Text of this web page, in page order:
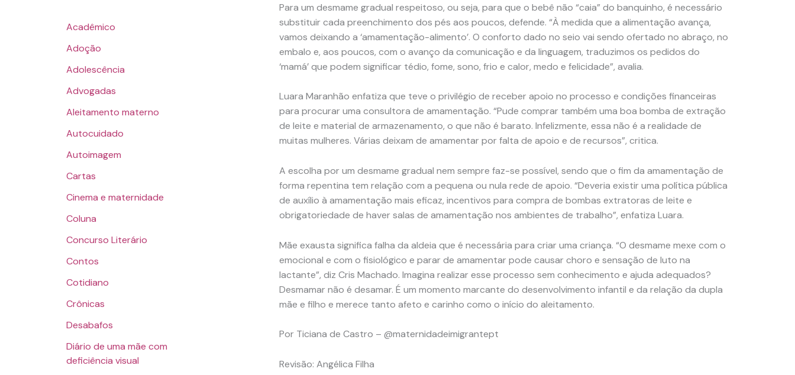
Acadêmico
Adoção
Adolescência
Advogadas
Aleitamento materno
Autocuidado
Autoimagem
Cartas
Cinema e maternidade
Coluna
Concurso Literário
Contos
Cotidiano
Crônicas
Desabafos
Diário de uma mãe com
deficiência visual
Para um desmame gradual respeitoso, ou seja, para que o bebê não “caia” do banquinho, é necessário
substituir cada preenchimento dos pés aos poucos, defende. “À medida que a alimentação avança,
vamos deixando a ‘amamentação-alimento’. O conforto dado no seio vai sendo ofertado no abraço, no
embalo e, aos poucos, com o avanço da comunicação e da linguagem, traduzimos os pedidos do
‘mamá’ que podem significar tédio, fome, sono, frio e calor, medo e felicidade”, avalia.
Luara Maranhão enfatiza que teve o privilégio de receber apoio no processo e condições financeiras
para procurar uma consultora de amamentação. “Pude comprar também uma boa bomba de extração
de leite e material de armazenamento, o que não é barato. Infelizmente, essa não é a realidade de
muitas mulheres. Várias deixam de amamentar por falta de apoio e de recursos”, critica.
A escolha por um desmame gradual nem sempre faz-se possível, sendo que o fim da amamentação de
forma repentina tem relação com a pequena ou nula rede de apoio. “Deveria existir uma política pública
de auxílio à amamentação mais eficaz, incentivos para compra de bombas extratoras de leite e
obrigatoriedade de haver salas de amamentação nos ambientes de trabalho”, enfatiza Luara.
Mãe exausta significa falha da aldeia que é necessária para criar uma criança. “O desmame mexe com o
emocional e com o fisiológico e parar de amamentar pode causar choro e sensação de luto na
lactante”, diz Cris Machado. Imagina realizar esse processo sem conhecimento e ajuda adequados?
Desmamar não é desamar. É um momento marcante do desenvolvimento infantil e da relação da dupla
mãe e filho e merece tanto afeto e carinho como o início do aleitamento.
Por Ticiana de Castro – @maternidadeimigrantept
Revisão: Angélica Filha